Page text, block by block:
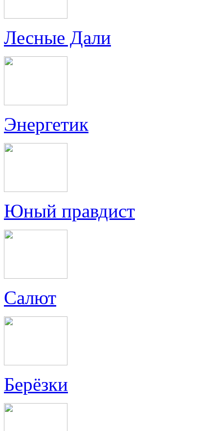
Лесные Дали
Энергетик
Юный правдист
Салют
Берёзки